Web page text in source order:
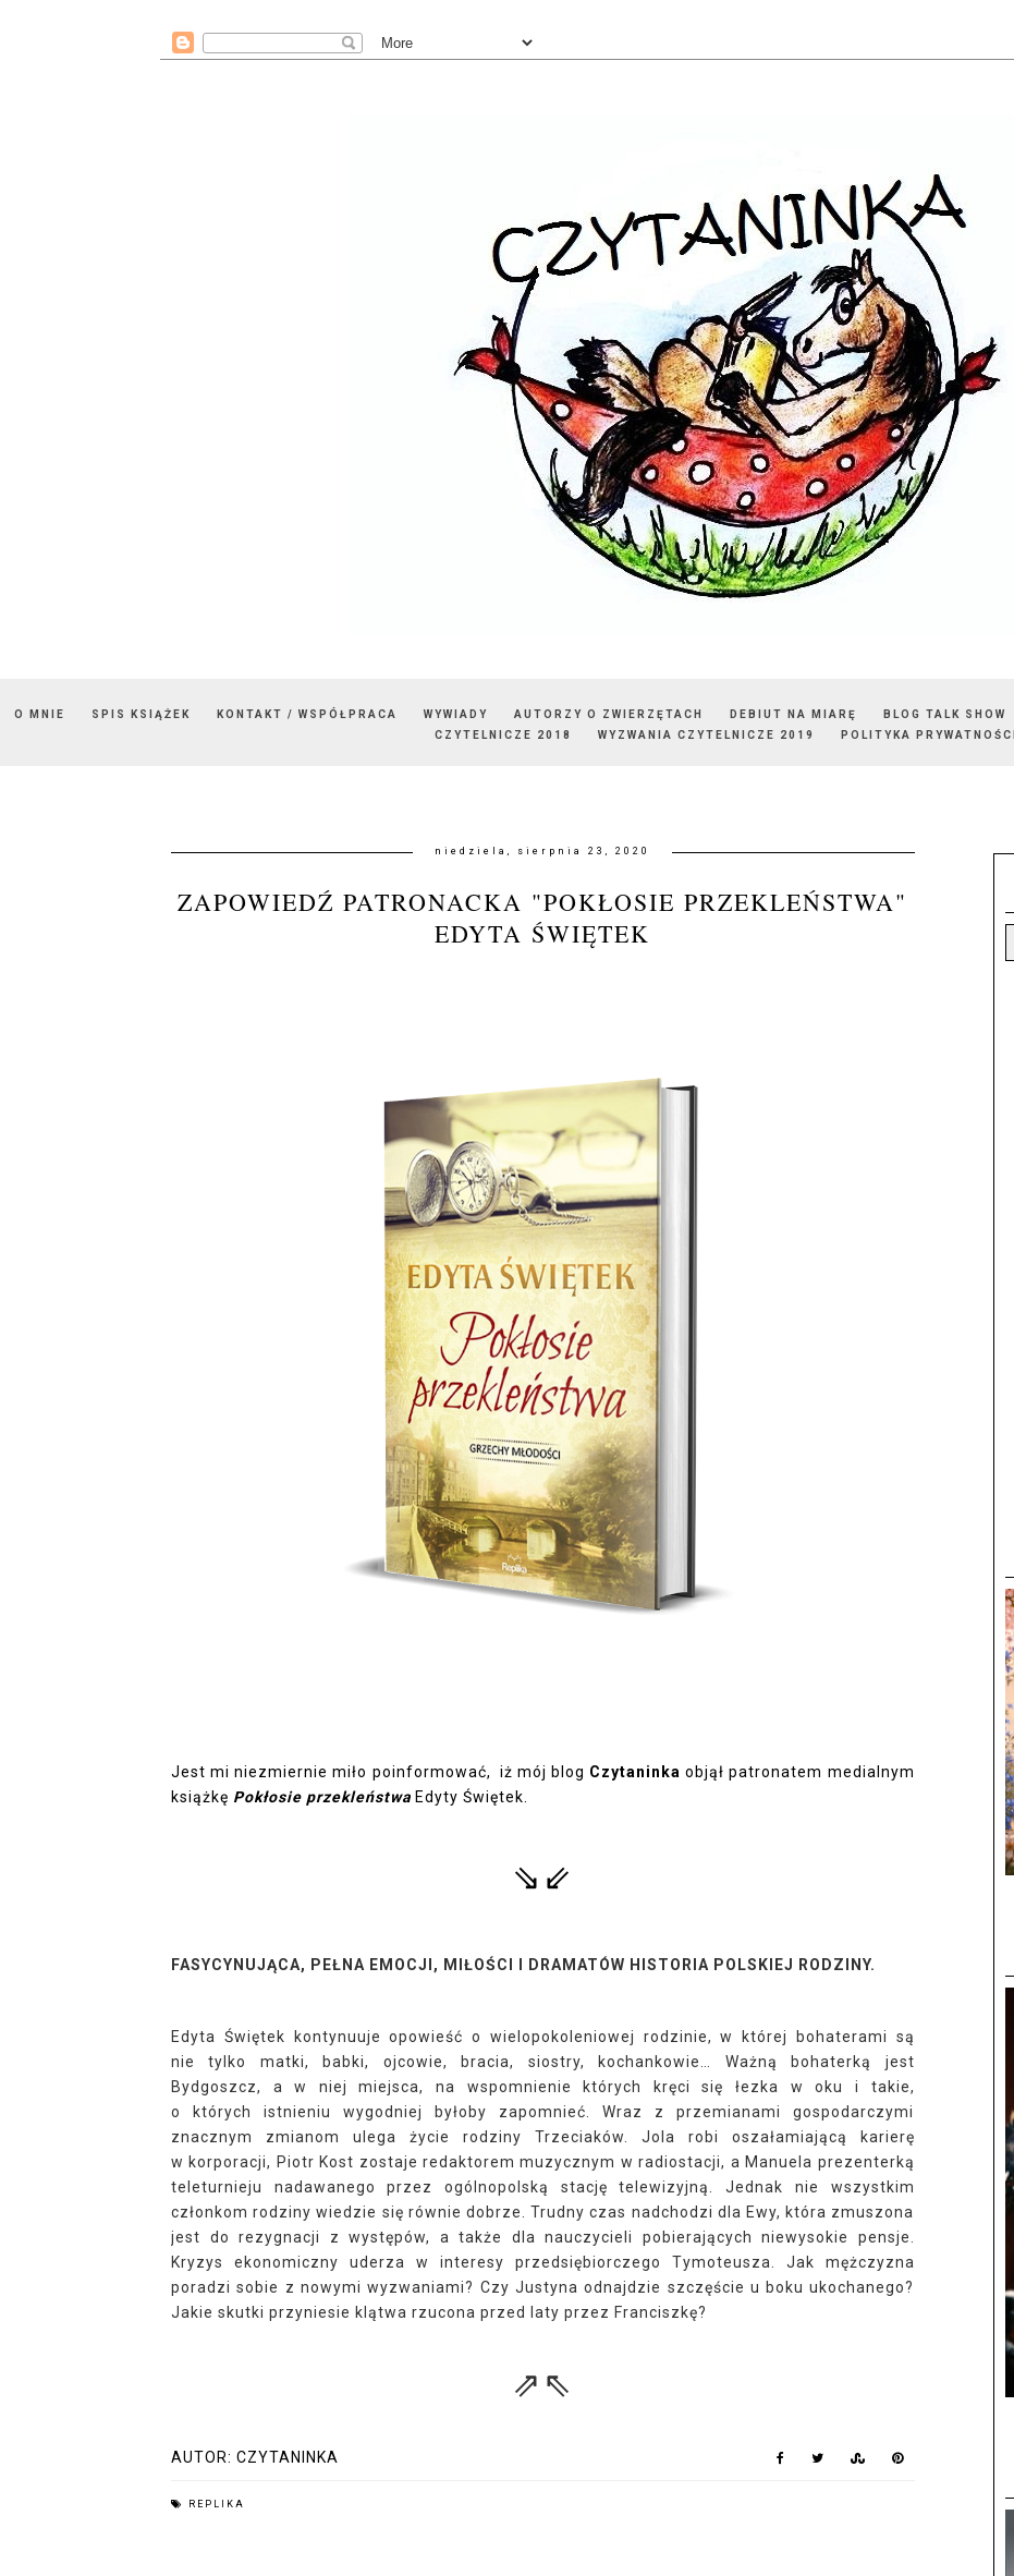
O MNIE SPIS KSIĄŻEK KONTAKT / WSPÓŁPRACA WYWIADY AUTORZY O ZWIERZĘTACH DEBIUT NA MIARĘ BLOG TALK SHOW
CZYTELNICZE 2018
WYZWANIA CZYTELNICZE 2019 POLITYKA PRYWATNOŚCI
niedziela, sierpnia 23, 2020
ZAPOWIEDŹ PATRONACKA "POKŁOSIE PRZEKLEŃSTWA"
EDYTA ŚWIĘTEK
Jest mi niezmiernie miło poinformować, iż mój blog Czytaninkaobjął patronatem medialnym
książkę Pokłosie przekleństwa Edyty Świętek.
⇘⇙
FASYCYNUJĄCA, PEŁNA EMOCJI, MIŁOŚCI I DRAMATÓW HISTORIA POLSKIEJ RODZINY.
Edyta Świętek kontynuuje opowieść o wielopokoleniowej rodzinie, w której bohaterami są
nie tylko matki, babki, ojcowie, bracia, siostry, kochankowie… Ważną bohaterką jest
Bydgoszcz, a w niej miejsca, na wspomnienie których kręci się łezka w oku i takie,
o których istnieniu wygodniej byłoby zapomnieć. Wraz z przemianami gospodarczymi
znacznym zmianom ulega życie rodziny Trzeciaków. Jola robi oszałamiającą karierę
w korporacji, Piotr Kost zostaje redaktorem muzycznym w radiostacji, a Manuela prezenterką
teleturnieju nadawanego przez ogólnopolską stację telewizyjną. Jednak nie wszystkim
członkom rodziny wiedzie się równie dobrze. Trudny czas nadchodzi dla Ewy, która zmuszona
jest do rezygnacji z występów, a także dla nauczycieli pobierających niewysokie pensje.
Kryzys ekonomiczny uderza w interesy przedsiębiorczego Tymoteusza. Jak mężczyzna
poradzi sobie z nowymi wyzwaniami? Czy Justyna odnajdzie szczęście u boku ukochanego?
Jakie skutki przyniesie klątwa rzucona przed laty przez Franciszkę?
⇗⇖
AUTOR: CZYTANINKA
REPLIKA